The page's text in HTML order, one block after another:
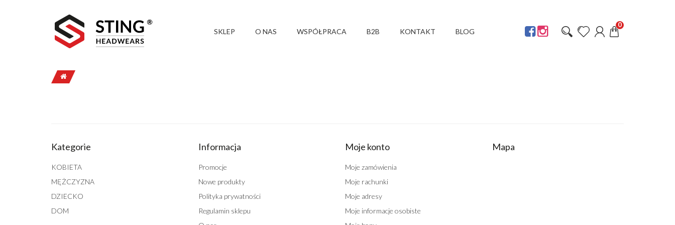
0
SKLEP O NAS WSPÓŁPRACA B2B KONTAKT BLOG
Kategorie
KOBIETA
MĘŻCZYZNA
DZIECKO
DOM
Informacja
Promocje
Nowe produkty
Polityka prywatności
Regulamin sklepu
Moje konto
Moje zamówienia
Moje rachunki
Moje adresy
Moje informacje osobiste
Mapa